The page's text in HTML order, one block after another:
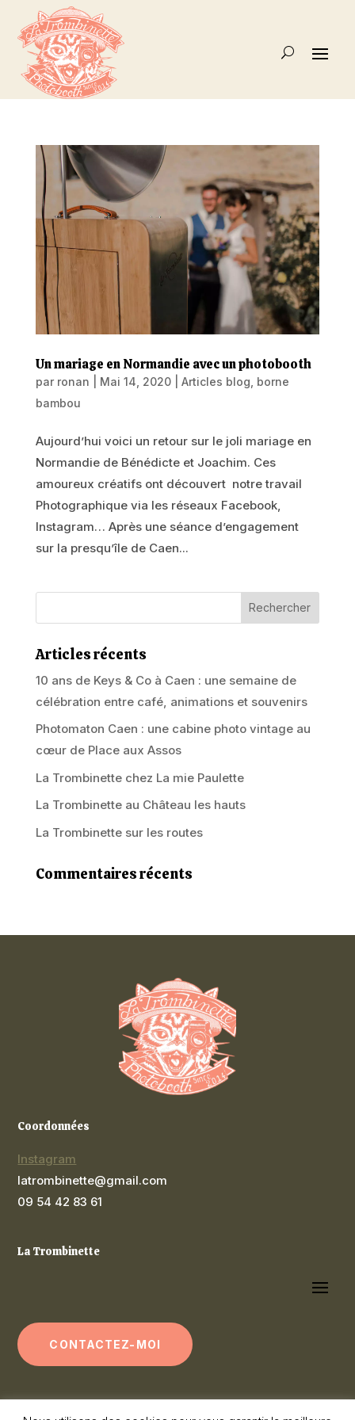
Un mariage en Normandie avec un photobooth
par ronan Mai 14, 2020| Articles blog borne
bambou
Aujourd’hui voici un retour sur le joli mariage en
Normandie de Bénédicte et Joachim. Ces
amoureux créatifs ont découvert notre travail
Photographique via les réseaux Facebook,
Instagram… Après une séance d’engagement
sur la presqu’île de Caen...
Articles récents
10 ans de Keys & Co à Caen : une semaine de
célébration entre café, animations et souvenirs
Photomaton Caen : une cabine photo vintage au
cœur de Place aux Assos
La Trombinette chez La mie Paulette
La Trombinette au Château les hauts
La Trombinette sur les routes
Commentaires récents
Coordonnées
Instagram
latrombinette@gmail.com
09 54 42 83 61
La Trombinette
CONTACTEZ-MOI